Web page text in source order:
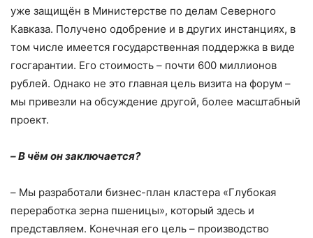
уже защищён в Министерстве по делам Северного
Кавказа. Получено одобрение и в других инстанциях, в
том числе имеется государственная поддержка в виде
госгарантии. Его стоимость – почти 600 миллионов
рублей. Однако не это главная цель визита на форум –
мы привезли на обсуждение другой, более масштабный
проект.
–В чём он заключается?
– Мы разработали бизнес-план кластера «Глубокая
переработка зерна пшеницы», который здесь и
представляем. Конечная его цель – производство